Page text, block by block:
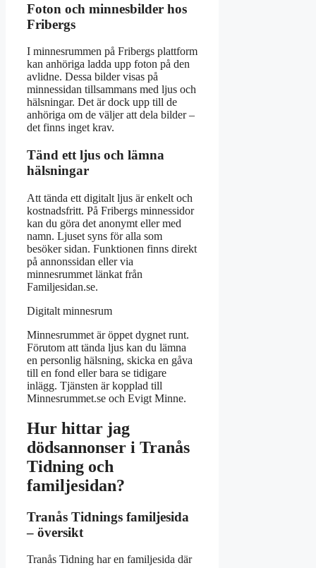
Foton och minnesbilder hos
Fribergs
I minnesrummen på Fribergs plattform
kan anhöriga ladda upp foton på den
avlidne. Dessa bilder visas på
minnessidan tillsammans med ljus och
hälsningar. Det är dock upp till de
anhöriga om de väljer att dela bilder –
det finns inget krav.
Tänd ett ljus och lämna
hälsningar
Att tända ett digitalt ljus är enkelt och
kostnadsfritt. På Fribergs minnessidor
kan du göra det anonymt eller med
namn. Ljuset syns för alla som
besöker sidan. Funktionen finns direkt
på annonssidan eller via
minnesrummet länkat från
Familjesidan.se.
Digitalt minnesrum
Minnesrummet är öppet dygnet runt.
Förutom att tända ljus kan du lämna
en personlig hälsning, skicka en gåva
till en fond eller bara se tidigare
inlägg. Tjänsten är kopplad till
Minnesrummet.se och Evigt Minne.
Hur hittar jag
dödsannonser i Tranås
Tidning och
familjesidan?
Tranås Tidnings familjesida
– översikt
Tranås Tidning har en familjesida där